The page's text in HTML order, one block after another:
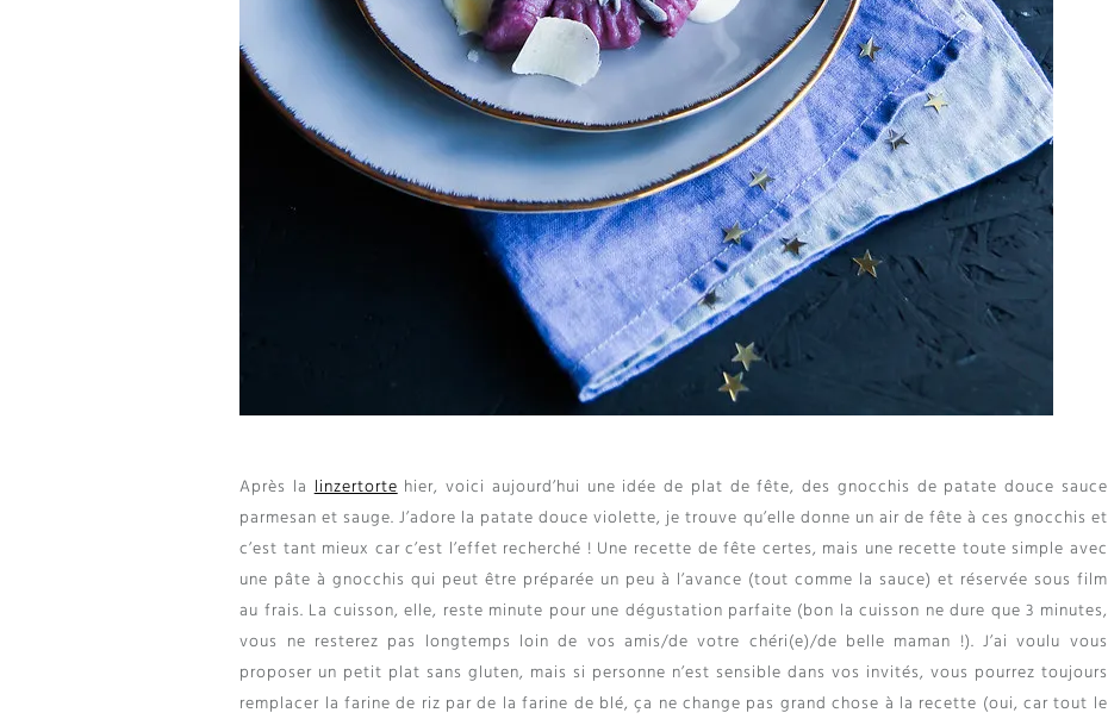
Après lalinzertortehier, voici aujourd’hui une idée de plat de fête, des gnocchis de patate douce sauce
parmesan et sauge. J’adore la patate douce violette, je trouve qu’elle donne un air de fête à ces gnocchis et
c’est tant mieux car c’est l’effet recherché ! Une recette de fête certes, mais une recette toute simple avec
une pâte à gnocchis qui peut être préparée un peu à l’avance (tout comme la sauce) et réservée sous film
au frais. La cuisson, elle, reste minute pour une dégustation parfaite (bon la cuisson ne dure que 3 minutes,
vous ne resterez pas longtemps loin de vos amis/de votre chéri(e)/de belle maman !). J’ai voulu vous
proposer un petit plat sans gluten, mais si personne n’est sensible dans vos invités, vous pourrez toujours
remplacer la farine de riz par de la farine de blé, ça ne change pas grand chose à la recette (oui, car tout le